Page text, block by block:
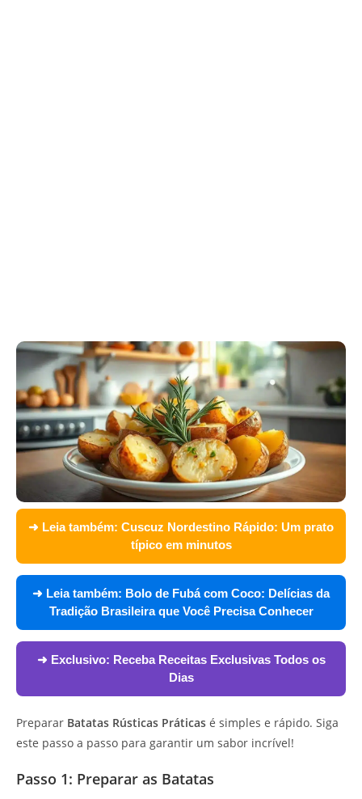
➜ Leia também: Cuscuz Nordestino Rápido: Um prato
típico em minutos
➜ Leia também: Bolo de Fubá com Coco: Delícias da
Tradição Brasileira que Você Precisa Conhecer
➜ Exclusivo: Receba Receitas Exclusivas Todos os
Dias
Preparar Batatas Rústicas Práticas é simples e rápido. Siga
este passo a passo para garantir um sabor incrível!
Passo 1: Preparar as Batatas